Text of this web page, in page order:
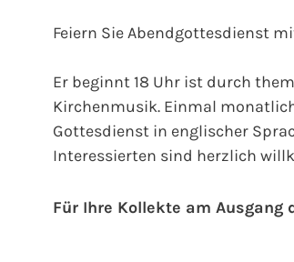
Feiern Sie Abendgottesdienst
Er beginnt 18 Uhr ist durch
Kirchenmusik. Einmal
Gottesdienst in englischer
Interessierten sind herzlich
Für Ihre Kollekte am Ausgang